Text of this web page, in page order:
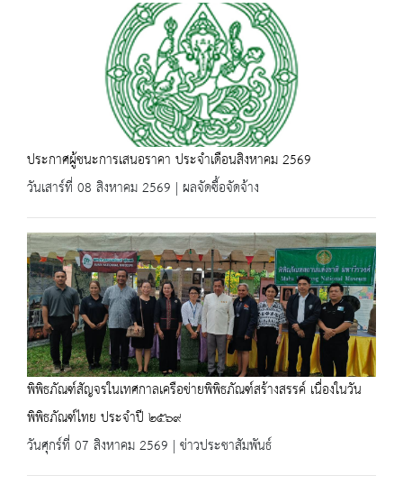
ประกาศผู้ชนะการเสนอราคา ประจำเดือนสิงหาคม 2569
วันเสาร์ที่ 08 สิงหาคม 2569 | ผลจัดซื้อจัดจ้าง
พิพิธภัณฑ์สัญจรในเทศกาลเครือข่ายพิพิธภัณฑ์สร้างสรรค์ เนื่องในวัน
พิพิธภัณฑ์ไทย ประจำปี ๒๕๖๙
วันศุกร์ที่ 07 สิงหาคม 2569 | ข่าวประชาสัมพันธ์